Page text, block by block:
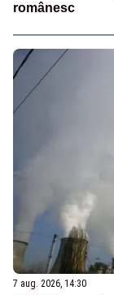
românesc
7 aug. 2026, 14:30